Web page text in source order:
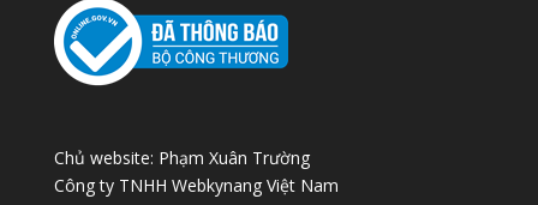
Chủ website: Phạm Xuân Trường
Công ty TNHH Webkynang Việt Nam